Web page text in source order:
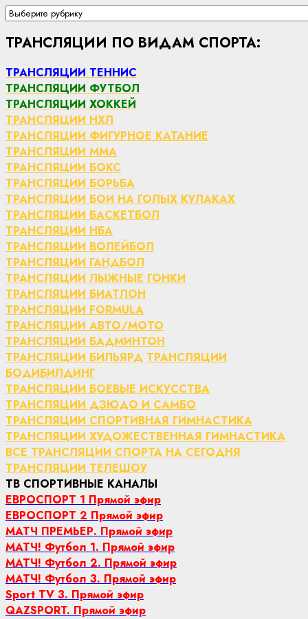
Рубрики
ТРАНСЛЯЦИИ ПО ВИДАМ СПОРТА:
ТРАНСЛЯЦИИ ТЕННИС
ТРАНСЛЯЦИИ ФУТБОЛ
ТРАНСЛЯЦИИ ХОККЕЙ
ТРАНСЛЯЦИИ НХЛ
ТРАНСЛЯЦИИ ФИГУРНОЕ КАТАНИЕ
ТРАНСЛЯЦИИ ММА
ТРАНСЛЯЦИИ БОКС
ТРАНСЛЯЦИИ БОРЬБА
ТРАНСЛЯЦИИ БОИ НА ГОЛЫХ КУЛАКАХ
ТРАНСЛЯЦИИ БАСКЕТБОЛ
ТРАНСЛЯЦИИ НБА
ТРАНСЛЯЦИИ ВОЛЕЙБОЛ
ТРАНСЛЯЦИИ ГАНДБОЛ
ТРАНСЛЯЦИИ ЛЫЖНЫЕ ГОНКИ
ТРАНСЛЯЦИИ БИАТЛОН
ТРАНСЛЯЦИИ FORMULA
ТРАНСЛЯЦИИ АВТО/МОТО
ТРАНСЛЯЦИИ БАДМИНТОН
ТРАНСЛЯЦИИ БИЛЬЯРД ТРАНСЛЯЦИИ
БОДИБИЛДИНГ
ТРАНСЛЯЦИИ БОЕВЫЕ ИСКУССТВА
ТРАНСЛЯЦИИ ДЗЮДО И САМБО
ТРАНСЛЯЦИИ СПОРТИВНАЯ ГИМНАСТИКА
ТРАНСЛЯЦИИ ХУДОЖЕСТВЕННАЯ ГИМНАСТИКА
ВСЕ ТРАНСЛЯЦИИ СПОРТА НА СЕГОДНЯ
ТРАНСЛЯЦИИ ТЕЛЕШОУ
ТВ СПОРТИВНЫЕ КАНАЛЫ
ЕВРОСПОРТ 1 Прямой эфир
ЕВРОСПОРТ 2 Прямой эфир
МАТЧ ПРЕМЬЕР. Прямой эфир
МАТЧ! Футбол 1. Прямой эфир
МАТЧ! Футбол 2. Прямой эфир
МАТЧ! Футбол 3. Прямой эфир
Sport TV 3. Прямой эфир
QAZSPORT. Прямой эфир